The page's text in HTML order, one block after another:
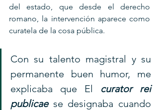
del estado, que desde el derecho
romano, la intervención aparece como
curatela de la cosa pública.
Con su talento magistral y su
permanente buen humor, me
explicaba que El curator rei
publicae se designaba cuando